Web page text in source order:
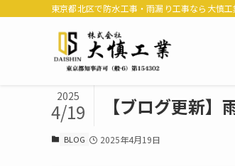
東京都北区で防水工事・雨漏り工事なら大慎
【ブログ更新
2025
4/19
BLOG 2025年4月19日